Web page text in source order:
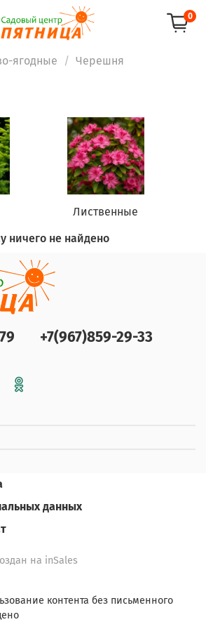
0
ягодные Черешня
Лиственные
ничего не найдено
+7(967)859-29-33
данных
на inSales
контента без письменного